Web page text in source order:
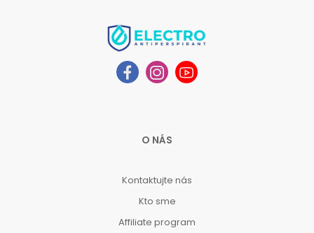
O NÁS
Kontaktujte nás
Kto sme
Affiliate program